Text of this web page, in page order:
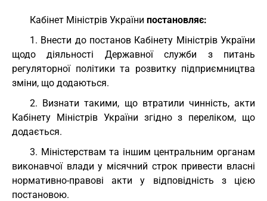
Кабінет Міністрів України постановляє:
1. Внести до постанов Кабінету Міністрів України
щодо діяльності Державної служби з питань
регуляторної політики та розвитку підприємництва
зміни, що додаються.
2. Визнати такими, що втратили чинність, акти
Кабінету Міністрів України згідно з переліком, що
додається.
3. Міністерствам та іншим центральним органам
виконавчої влади у місячний строк привести власні
нормативно-правові акти у відповідність з цією
постановою.